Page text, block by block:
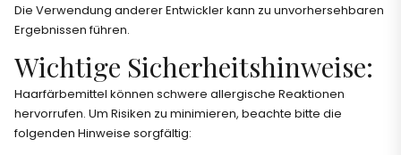
Die Verwendung anderer Entwickler kann zu unvorhersehbaren
Ergebnissen führen.
Wichtige Sicherheitshinweise:
Haarfärbemittel können schwere allergische Reaktionen
hervorrufen. Um Risiken zu minimieren, beachte bitte die
folgenden Hinweise sorgfältig: